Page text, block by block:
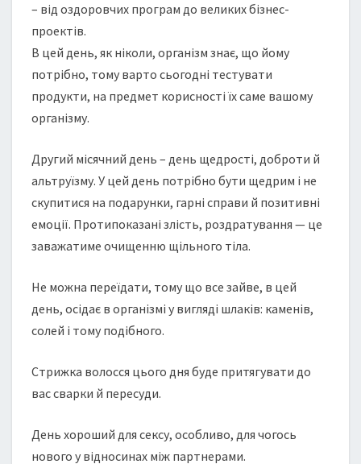
– від оздоровчих програм до великих бізнес-
проектів.
В цей день, як ніколи, організм знає, що йому
потрібно, тому варто сьогодні тестувати
продукти, на предмет корисності їх саме вашому
організму.
Другий місячний день – день щедрості, доброти й
альтруїзму. У цей день потрібно бути щедрим і не
скупитися на подарунки, гарні справи й позитивні
емоції. Протипоказані злість, роздратування — це
заважатиме очищенню щільного тіла.
Не можна переїдати, тому що все зайве, в цей
день, осідає в організмі у вигляді шлаків: каменів,
солей і тому подібного.
Cтрижка волосся цього дня буде притягувати до
вас сварки й пересуди.
День хороший для сексу, особливо, для чогось
нового у відносинах між партнерами.